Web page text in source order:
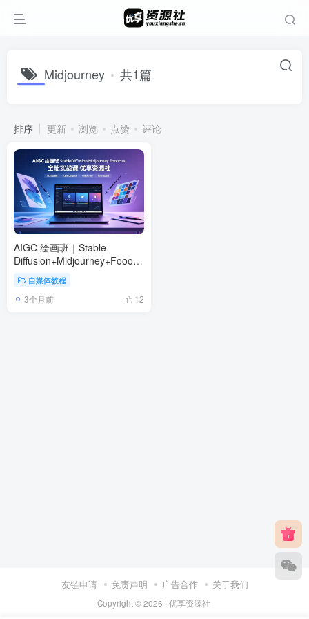
Midjourney 共1篇
排序 更新 浏览 点赞 评论
AIGC 绘画班｜Stable
Diffusion+Midjourney+Fooocus
自媒体教程
3个月前 12
友链申请 免责声明 广告合作 关于我们
Copyright © 2026 · 优享资源社